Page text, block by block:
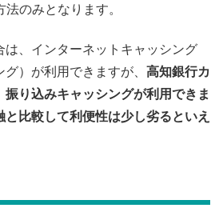
のみとなります。
は、インターネットキャッシング
グ）が利用できますが、 高知銀行カ
振り込みキャッシングが利用できま
比較して利便性は少し劣るといえ